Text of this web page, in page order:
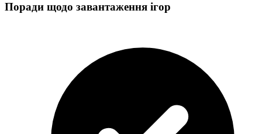
Поради щодо завантаження ігор